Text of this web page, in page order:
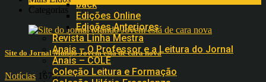
back
Edições Online
Edições Anteriores
Revista Linha Mestra
Anais – O Professor e a Leitura do Jornal
Anais – COLE
Coleção Leitura e Formação
Categorias
Site do Jornal Mundo Jovem está de cara nova
Notícias 16797